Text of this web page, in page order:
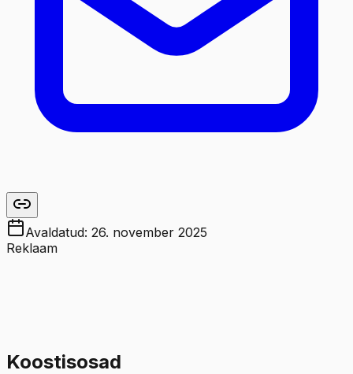
Avaldatud: 26. november 2025
Reklaam
Koostisosad